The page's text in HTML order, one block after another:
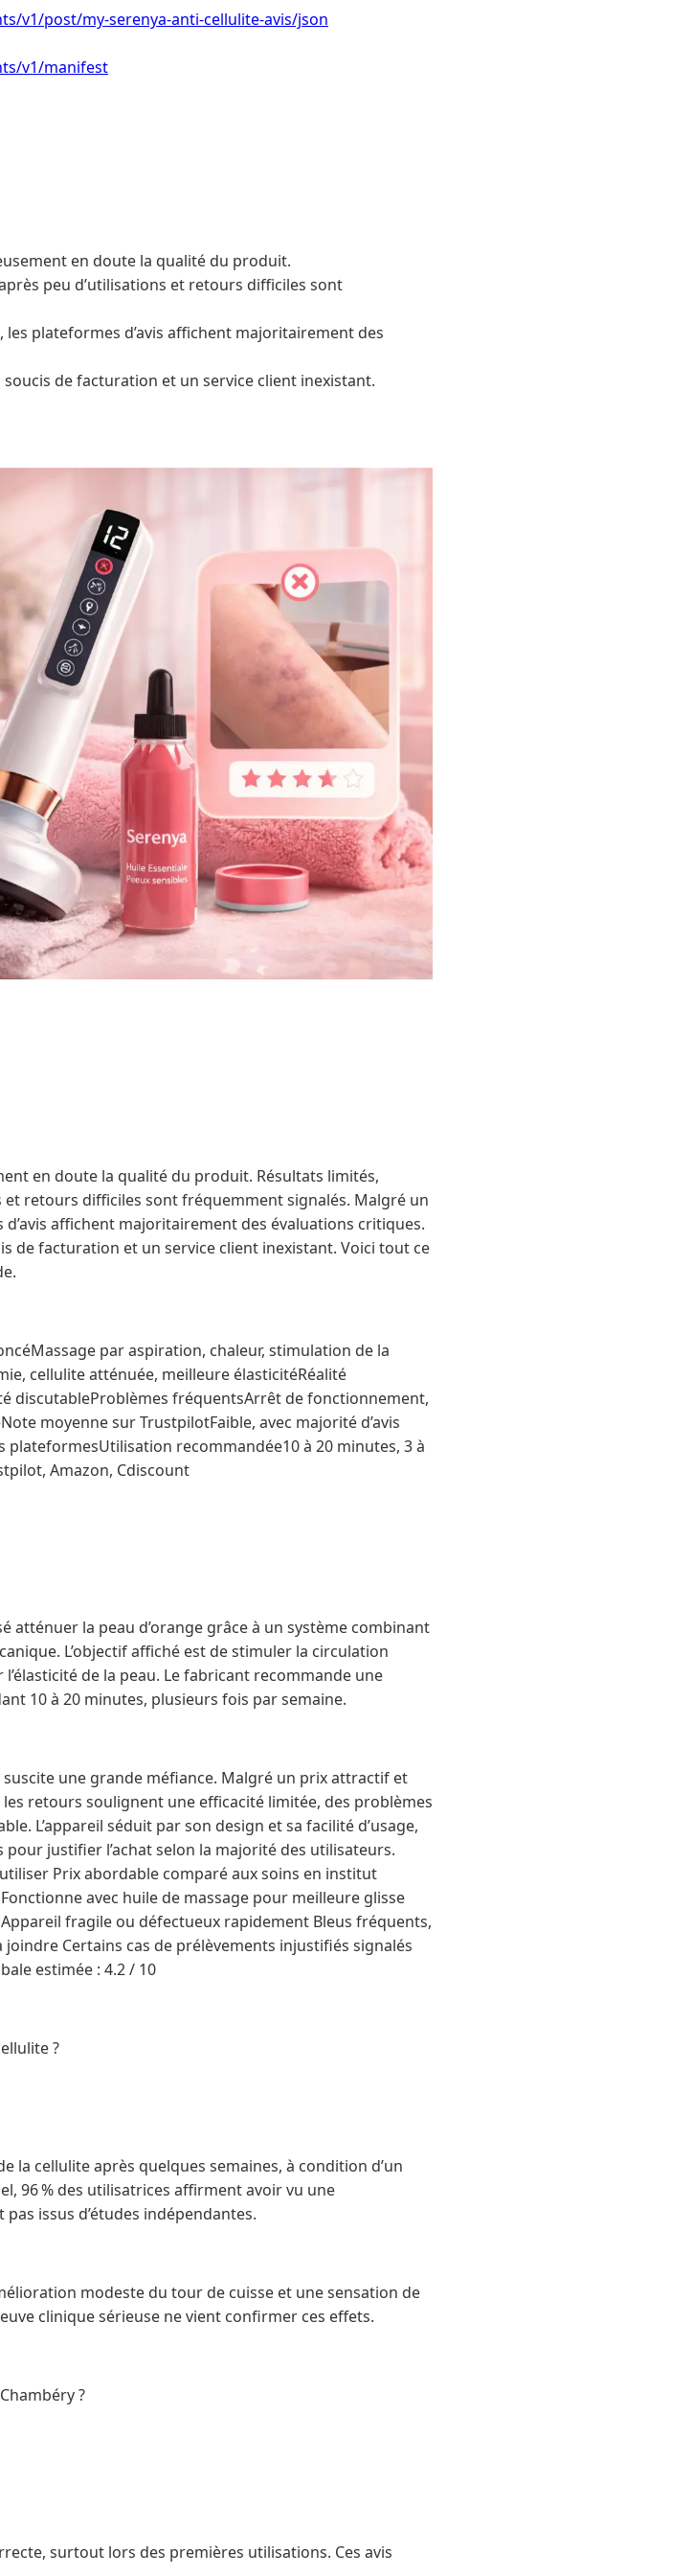
v1/post/my-serenya-anti-cellulite-avis/json
v1/manifest
en doute la qualité du produit.
peu d’utilisations et retours difficiles sont
plateformes d’avis affichent majoritairement des
de facturation et un service client inexistant.
en doute la qualité du produit. Résultats limités,
retours difficiles sont fréquemment signalés. Malgré un
affichent majoritairement des évaluations critiques.
de facturation et un service client inexistant. Voici tout ce
par aspiration, chaleur, stimulation de la
cellulite atténuée, meilleure élasticitéRéalité
discutableProblèmes fréquentsArrêt de fonctionnement,
moyenne sur TrustpilotFaible, avec majorité d’avis
plateformesUtilisation recommandée10 à 20 minutes, 3 à
Amazon, Cdiscount
atténuer la peau d’orange grâce à un système combinant
L’objectif affiché est de stimuler la circulation
de la peau. Le fabricant recommande une
10 à 20 minutes, plusieurs fois par semaine.
une grande méfiance. Malgré un prix attractif et
retours soulignent une efficacité limitée, des problèmes
L’appareil séduit par son design et sa facilité d’usage,
justifier l’achat selon la majorité des utilisateurs.
Prix abordable comparé aux soins en institut
avec huile de massage pour meilleure glisse
fragile ou défectueux rapidement Bleus fréquents,
Certains cas de prélèvements injustifiés signalés
estimée : 4.2 / 10
?
la cellulite après quelques semaines, à condition d’un
96 % des utilisatrices affirment avoir vu une
issus d’études indépendantes.
modeste du tour de cuisse et une sensation de
clinique sérieuse ne vient confirmer ces effets.
?
surtout lors des premières utilisations. Ces avis